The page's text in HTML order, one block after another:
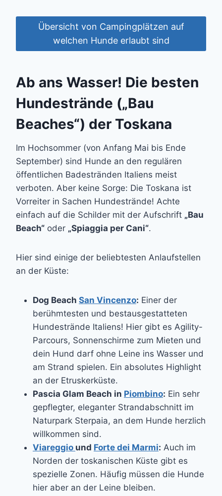
Übersicht von Campingplätzen auf
welchen Hunde erlaubt sind
Ab ans Wasser! Die besten
Hundestrände („Bau
Beaches“) der Toskana
Im Hochsommer (von Anfang Mai bis Ende
September) sind Hunde an den regulären
öffentlichen Badestränden Italiens meist
verboten. Aber keine Sorge: Die Toskana ist
Vorreiter in Sachen Hundestrände! Achte
einfach auf die Schilder mit der Aufschrift „Bau
Beach“ oder „Spiaggia per Cani“.
Hier sind einige der beliebtesten Anlaufstellen
an der Küste:
Dog Beach San Vincenzo: Einer der
berühmtesten und bestausgestatteten
Hundestrände Italiens! Hier gibt es Agility-
Parcours, Sonnenschirme zum Mieten und
dein Hund darf ohne Leine ins Wasser und
am Strand spielen. Ein absolutes Highlight
an der Etruskerküste.
Pascia Glam Beach in Piombino: Ein sehr
gepflegter, eleganter Strandabschnitt im
Naturpark Sterpaia, an dem Hunde herzlich
willkommen sind.
Viareggio und Forte dei Marmi: Auch im
Norden der toskanischen Küste gibt es
spezielle Zonen. Häufig müssen die Hunde
hier aber an der Leine bleiben.